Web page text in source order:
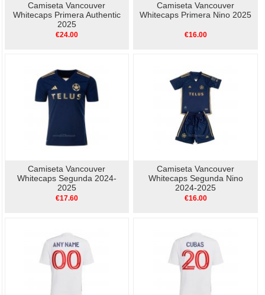
Camiseta Vancouver
Whitecaps Primera Authentic
2025
€24.00
Camiseta Vancouver
Whitecaps Primera Nino 2025
€16.00
Camiseta Vancouver
Whitecaps Segunda 2024-
2025
€17.60
Camiseta Vancouver
Whitecaps Segunda Nino
2024-2025
€16.00